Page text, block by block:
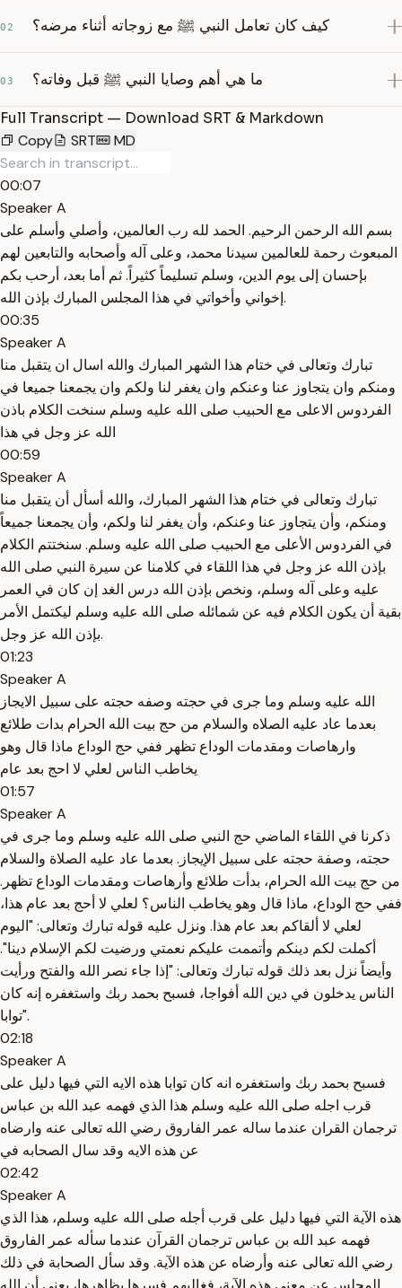
02 كيف كان تعامل النبي ﷺ مع زوجاته أثناء مرضه؟
03 ما هي أهم وصايا النبي ﷺ قبل وفاته؟
Full Transcript — Download SRT & Markdown
Copy
SRT MD
00:07
Speaker A
بسم الله الرحمن الرحيم. الحمد لله رب العالمين، وأصلي وأسلم على
المبعوث رحمة للعالمين سيدنا محمد، وعلى آله وأصحابه والتابعين لهم
بإحسان إلى يوم الدين، وسلم تسليماً كثيراً. ثم أما بعد، أرحب بكم
إخواني وأخواتي في هذا المجلس المبارك بإذن الله.
00:35
Speaker A
تبارك وتعالى في ختام هذا الشهر المبارك والله اسال ان يتقبل منا
ومنكم وان يتجاوز عنا وعنكم وان يغفر لنا ولكم وان يجمعنا جميعا في
الفردوس الاعلى مع الحبيب صلى الله عليه وسلم سنخت الكلام باذن
الله عز وجل في هذا
00:59
Speaker A
تبارك وتعالى في ختام هذا الشهر المبارك، والله أسأل أن يتقبل منا
ومنكم، وأن يتجاوز عنا وعنكم، وأن يغفر لنا ولكم، وأن يجمعنا جميعاً
في الفردوس الأعلى مع الحبيب صلى الله عليه وسلم. سنختتم الكلام
بإذن الله عز وجل في هذا اللقاء في كلامنا عن سيرة النبي صلى الله
عليه وعلى آله وسلم، ونخص بإذن الله درس الغد إن كان في العمر
بقية أن يكون الكلام فيه عن شمائله صلى الله عليه وسلم ليكتمل الأمر
بإذن الله عز وجل.
01:23
Speaker A
الله عليه وسلم وما جرى في حجته وصفه حجته على سبيل الايجاز
بعدما عاد عليه الصلاه والسلام من حج بيت الله الحرام بدات طلائع
وارهاصات ومقدمات الوداع تظهر ففي حج الوداع ماذا قال وهو
يخاطب الناس لعلي لا احج بعد عام
01:57
Speaker A
ذكرنا في اللقاء الماضي حج النبي صلى الله عليه وسلم وما جرى في
حجته، وصفة حجته على سبيل الإيجاز. بعدما عاد عليه الصلاة والسلام
من حج بيت الله الحرام، بدأت طلائع وأرهاصات ومقدمات الوداع تظهر.
ففي حج الوداع، ماذا قال وهو يخاطب الناس؟ لعلي لا أحج بعد عام هذا،
لعلي لا ألقاكم بعد عام هذا. ونزل عليه قوله تبارك وتعالى: "اليوم
أكملت لكم دينكم وأتممت عليكم نعمتي ورضيت لكم الإسلام دينا".
وأيضاً نزل بعد ذلك قوله تبارك وتعالى: "إذا جاء نصر الله والفتح ورأيت
الناس يدخلون في دين الله أفواجا، فسبح بحمد ربك واستغفره إنه كان
توابا".
02:18
Speaker A
فسبح بحمد ربك واستغفره انه كان توابا هذه الايه التي فيها دليل على
قرب اجله صلى الله عليه وسلم هذا الذي فهمه عبد الله بن عباس
ترجمان القران عندما ساله عمر الفاروق رضي الله تعالى عنه وارضاه
عن هذه الايه وقد سال الصحابه في
02:42
Speaker A
هذه الآية التي فيها دليل على قرب أجله صلى الله عليه وسلم، هذا الذي
فهمه عبد الله بن عباس ترجمان القرآن عندما سأله عمر الفاروق
رضي الله تعالى عنه وأرضاه عن هذه الآية. وقد سأل الصحابة في ذلك